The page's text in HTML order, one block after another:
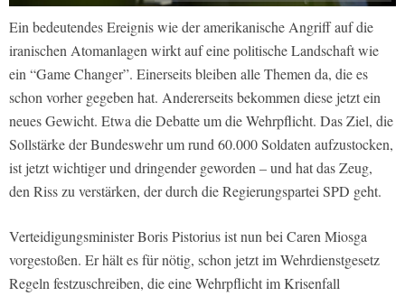
Ein bedeutendes Ereignis wie der amerikanische Angriff auf die
iranischen Atomanlagen wirkt auf eine politische Landschaft wie
ein “Game Changer”. Einerseits bleiben alle Themen da, die es
schon vorher gegeben hat. Andererseits bekommen diese jetzt ein
neues Gewicht. Etwa die Debatte um die Wehrpflicht. Das Ziel, die
Sollstärke der Bundeswehr um rund 60.000 Soldaten aufzustocken,
ist jetzt wichtiger und dringender geworden – und hat das Zeug,
den Riss zu verstärken, der durch die Regierungspartei SPD geht.
Verteidigungsminister Boris Pistorius ist nun bei Caren Miosga
vorgestoßen. Er hält es für nötig, schon jetzt im Wehrdienstgesetz
Regeln festzuschreiben, die eine Wehrpflicht im Krisenfall